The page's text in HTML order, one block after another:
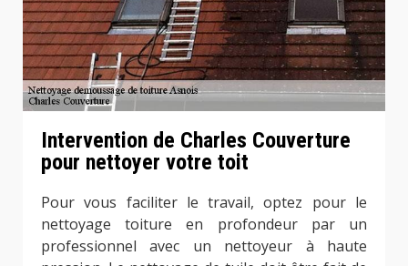
Intervention de Charles Couverture
pour nettoyer votre toit
Pour vous faciliter le travail, optez pour le
nettoyage toiture en profondeur par un
professionnel avec un nettoyeur à haute